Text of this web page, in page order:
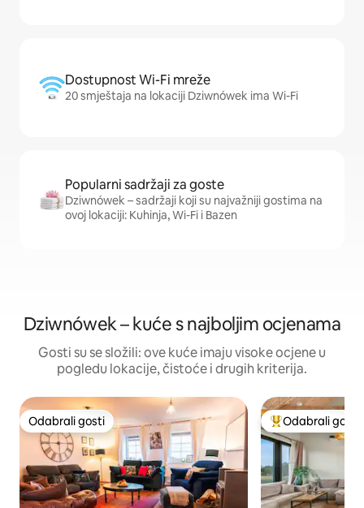
Dostupnost Wi-Fi mreže
20 smještaja na lokaciji Dziwnówek ima Wi-Fi
Popularni sadržaji za goste
Dziwnówek – sadržaji koji su najvažniji gostima na
ovoj lokaciji: Kuhinja, Wi-Fi i Bazen
Dziwnówek – kuće s najboljim ocjenama
Gosti su se složili: ove kuće imaju visoke ocjene u
pogledu lokacije, čistoće i drugih kriterija.
Odabrali gosti
Odabrali gosti Među najviše
Odabrali gosti